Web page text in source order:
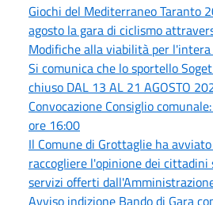
Giochi del Mediterraneo Taranto
agosto la gara di ciclismo
Modifiche alla viabilità per
Si comunica che lo sportello
chiuso DAL 13 AL 21 AGOSTO
Convocazione Consiglio
ore 16:00
Il Comune di Grottaglie ha
raccogliere l'opinione dei
servizi offerti
Avviso indizione Bando di Gara